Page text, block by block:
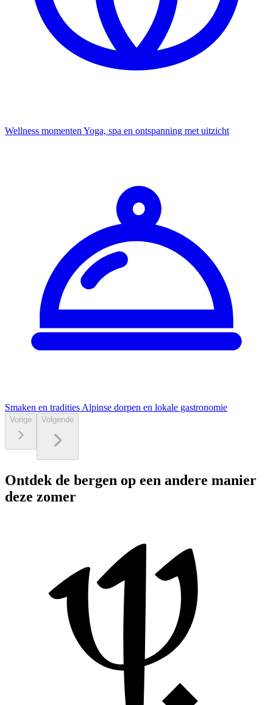
Wellness momenten Yoga, spa en ontspanning met uitzicht
Smaken en tradities Alpinse dorpen en lokale gastronomie
Vorige Volgende
Ontdek de bergen op een andere manier
deze zomer